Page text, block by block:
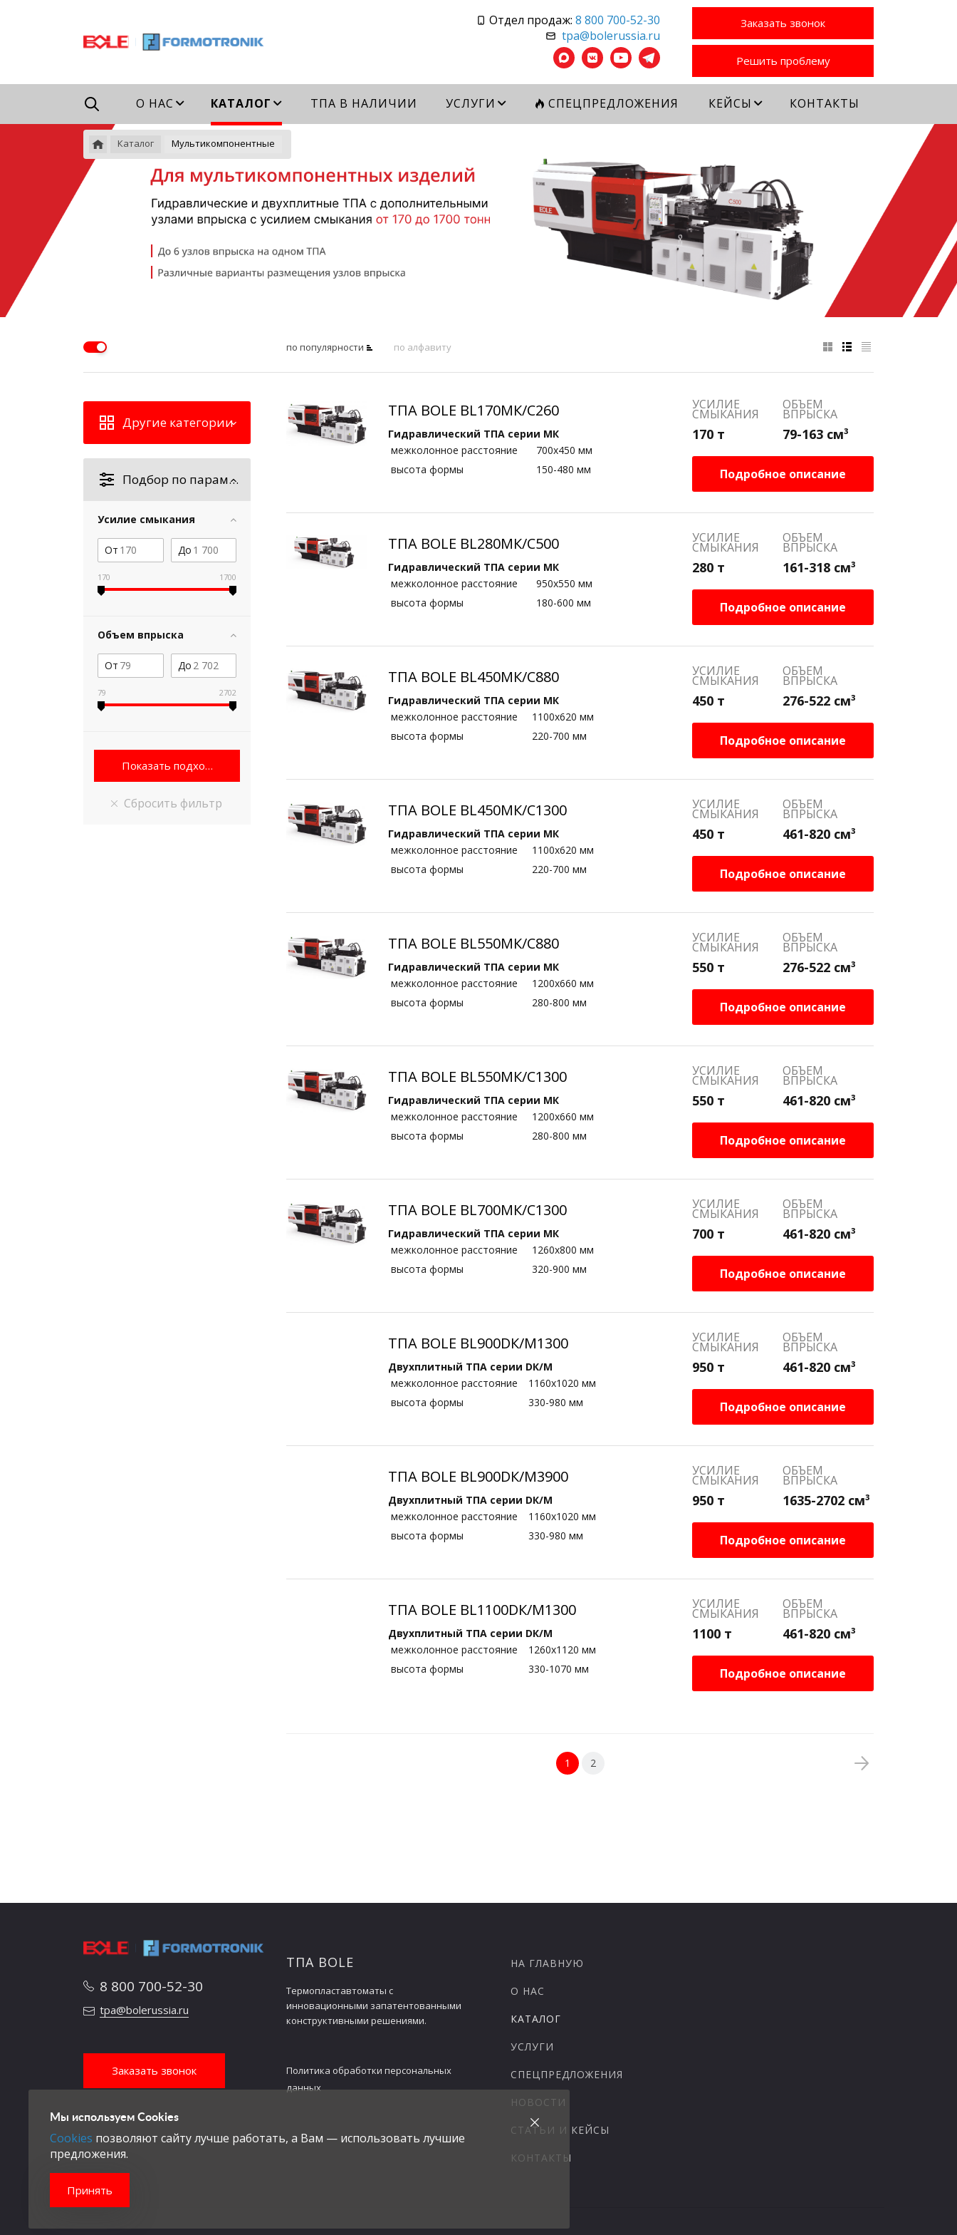
Отдел продаж: 8 800 700-52-30
tpa@bolerussia.ru
Заказать звонок
Решить проблему
О НАС КАТАЛОГ ТПА В НАЛИЧИИ УСЛУГИ СПЕЦПРЕДЛОЖЕНИЯ КЕЙСЫ КОНТАКТЫ
Каталог Мультикомпонентные
по популярности по алфавиту
Другие категории
Подбор по параметрам
Усилие смыкания
От До
170 1700
Объем впрыска
От До
79 2702
ТПА BOLE BL170МК/C260
Гидравлический ТПА серии МК
межколонное расстояние
700х450 мм
высота формы
150-480 мм
УСИЛИЕ
СМЫКАНИЯ
170 т
ОБЪЕМ
ВПРЫСКА
79-163 см³
Подробное описание
ТПА BOLE BL280МК/C500
Гидравлический ТПА серии МК
межколонное расстояние
950х550 мм
высота формы
180-600 мм
УСИЛИЕ
СМЫКАНИЯ
280 т
ОБЪЕМ
ВПРЫСКА
161-318 см³
Подробное описание
ТПА BOLE BL450МК/C880
Гидравлический ТПА серии МК
межколонное расстояние
1100х620 мм
высота формы
220-700 мм
УСИЛИЕ
СМЫКАНИЯ
450 т
ОБЪЕМ
ВПРЫСКА
276-522 см³
Подробное описание
ТПА BOLE BL450МК/C1300
Гидравлический ТПА серии МК
межколонное расстояние
1100х620 мм
высота формы
220-700 мм
УСИЛИЕ
СМЫКАНИЯ
450 т
ОБЪЕМ
ВПРЫСКА
461-820 см³
Подробное описание
ТПА BOLE BL550МК/C880
Гидравлический ТПА серии МК
межколонное расстояние
1200х660 мм
высота формы
280-800 мм
УСИЛИЕ
СМЫКАНИЯ
550 т
ОБЪЕМ
ВПРЫСКА
276-522 см³
Подробное описание
ТПА BOLE BL550МК/C1300
Гидравлический ТПА серии МК
межколонное расстояние
1200х660 мм
высота формы
280-800 мм
УСИЛИЕ
СМЫКАНИЯ
550 т
ОБЪЕМ
ВПРЫСКА
461-820 см³
Подробное описание
ТПА BOLE BL700МК/C1300
Гидравлический ТПА серии МК
межколонное расстояние
1260х800 мм
высота формы
320-900 мм
УСИЛИЕ
СМЫКАНИЯ
700 т
ОБЪЕМ
ВПРЫСКА
461-820 см³
Подробное описание
ТПА BOLE BL900DК/M1300
Двухплитный ТПА серии DК/M
межколонное расстояние
1160х1020 мм
высота формы
330-980 мм
УСИЛИЕ
СМЫКАНИЯ
950 т
ОБЪЕМ
ВПРЫСКА
461-820 см³
Подробное описание
ТПА BOLE BL900DК/M3900
Двухплитный ТПА серии DК/M
межколонное расстояние
1160х1020 мм
высота формы
330-980 мм
УСИЛИЕ
СМЫКАНИЯ
950 т
ОБЪЕМ
ВПРЫСКА
1635-2702 см³
Подробное описание
ТПА BOLE BL1100DК/M1300
Двухплитный ТПА серии DК/M
межколонное расстояние
1260х1120 мм
высота формы
330-1070 мм
УСИЛИЕ
СМЫКАНИЯ
1100 т
ОБЪЕМ
ВПРЫСКА
461-820 см³
Подробное описание
1 2
8 800 700-52-30
tpa@bolerussia.ru
Заказать звонок
ТПА BOLE
Термопластавтоматы с
инновационными запатентованными
конструктивными решениями.
Политика обработки персональных
данных
НА ГЛАВНУЮ
О НАС
КАТАЛОГ
УСЛУГИ
СПЕЦПРЕДЛОЖЕНИЯ
НОВОСТИ
СТАТЬИ И КЕЙСЫ
КОНТАКТЫ
Мы используем Cookies
Cookies позволяют сайту лучше работать, а Вам — использовать лучшие
предложения.
Принять